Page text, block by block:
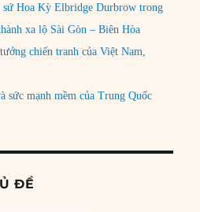
sứ Hoa Kỳ Elbridge Durbrow trong
xa lộ Sài Gòn – Biên Hòa
chiến tranh của Việt Nam,
sức mạnh mềm của Trung Quốc
ĐỀ